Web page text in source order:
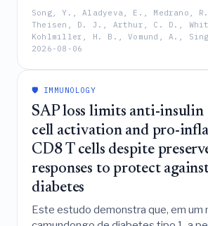
inibidores de checkpoint imune e
direcionadas a CD8 para superar a
células T e alcançar a eliminação
de linfoma de células B em modelos
disseminados.
Song, Y., Aladyeva, E., Medrano,
Theisen, D. J., Arthur, C. D.,
Kohlmiller, H. B., Vomund, A.,
2026-08-06
🛡️ IMMUNOLOGY
SAP loss limits anti-insulin
cell activation and pro-
CD8 T cells despite
responses to protect
diabetes
Este estudo demonstra que, em um